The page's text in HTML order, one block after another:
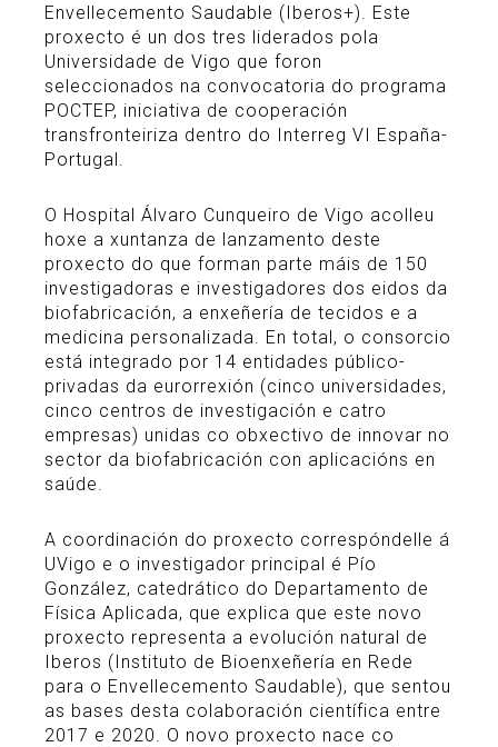
Envellecemento Saudable (Iberos+). Este
proxecto é un dos tres liderados pola
Universidade de Vigo que foron
seleccionados na convocatoria do programa
POCTEP, iniciativa de cooperación
transfronteiriza dentro do Interreg VI España-
Portugal.
O Hospital Álvaro Cunqueiro de Vigo acolleu
hoxe a xuntanza de lanzamento deste
proxecto do que forman parte máis de 150
investigadoras e investigadores dos eidos da
biofabricación, a enxeñería de tecidos e a
medicina personalizada. En total, o consorcio
está integrado por 14 entidades público-
privadas da eurorrexión (cinco universidades,
cinco centros de investigación e catro
empresas) unidas co obxectivo de innovar no
sector da biofabricación con aplicacións en
saúde.
A coordinación do proxecto correspóndelle á
UVigo e o investigador principal é Pío
González, catedrático do Departamento de
Física Aplicada, que explica que este novo
proxecto representa a evolución natural de
Iberos (Instituto de Bioenxeñería en Rede
para o Envellecemento Saudable), que sentou
as bases desta colaboración científica entre
2017 e 2020. O novo proxecto nace co